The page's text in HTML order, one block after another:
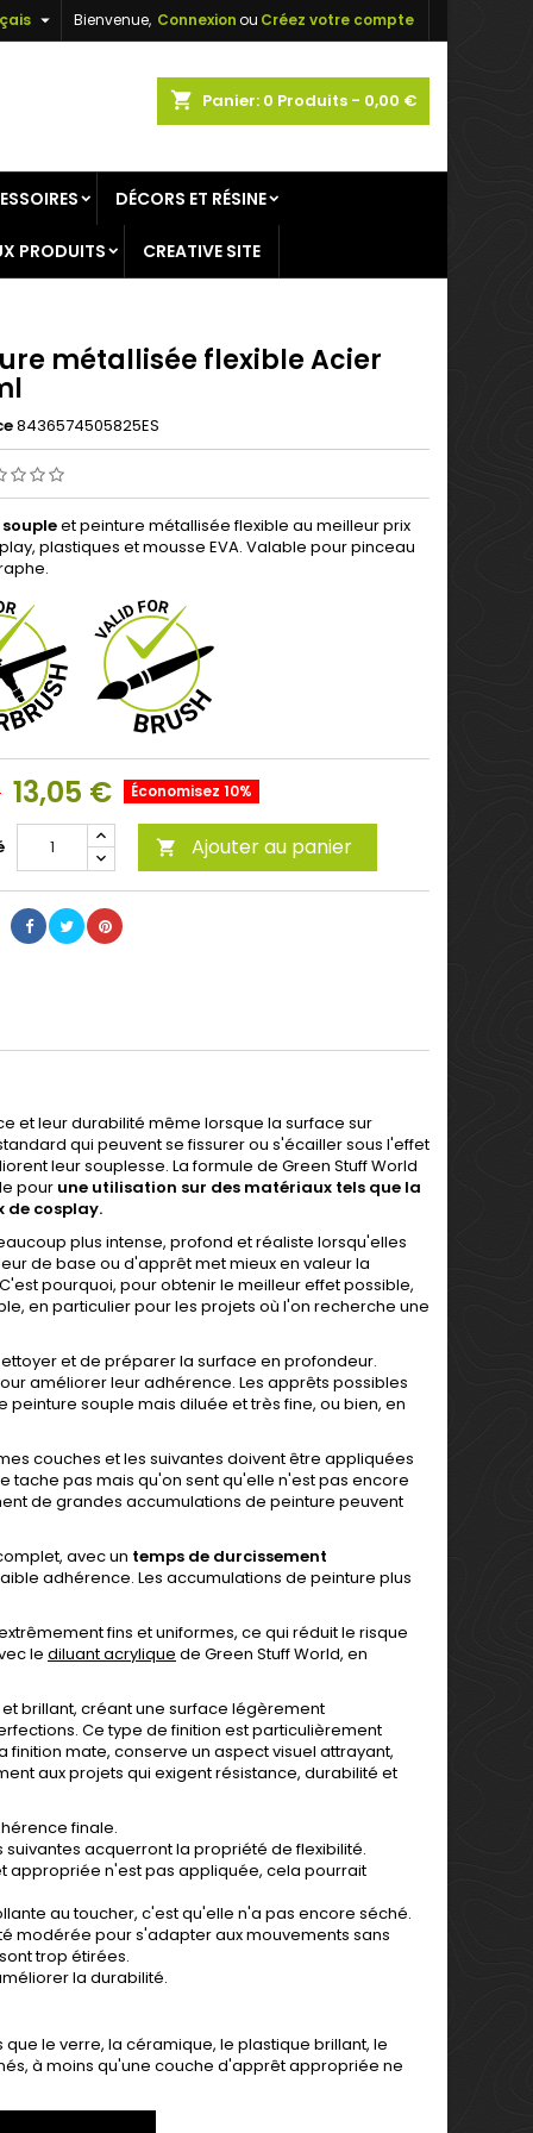
Bienvenue, Connexionou Créez votre compte

shopping_cart Panier: 0 Produits - 0,00 €
DÉCORS ET RÉSINE
PRODUITS CREATIVE SITE
métallisée flexible Acier
8436574505825ES
et peinture métallisée flexible au meilleur prix
plastiques et mousse EVA. Valable pour pinceau
13,05 € Économisez 10%
 Ajouter au panier
et leur durabilité même lorsque la surface sur
qui peuvent se fissurer ou s'écailler sous l'effet
leur souplesse. La formule de Green Stuff World
pour une utilisation sur des matériaux tels que la
de cosplay.
plus intense, profond et réaliste lorsqu'elles
de base ou d'apprêt met mieux en valeur la
pourquoi, pour obtenir le meilleur effet possible,
en particulier pour les projets où l'on recherche une
et de préparer la surface en profondeur.
améliorer leur adhérence. Les apprêts possibles
peinture souple mais diluée et très fine, ou bien, en
couches et les suivantes doivent être appliquées
pas mais qu'on sent qu'elle n'est pas encore
de grandes accumulations de peinture peuvent
avec un temps de durcissement
adhérence. Les accumulations de peinture plus
fins et uniformes, ce qui réduit le risque
le diluant acrylique de Green Stuff World, en
brillant, créant une surface légèrement
Ce type de finition est particulièrement
mate, conserve un aspect visuel attrayant,
aux projets qui exigent résistance, durabilité et
finale.
acquerront la propriété de flexibilité.
appropriée n'est pas appliquée, cela pourrait
au toucher, c'est qu'elle n'a pas encore séché.
modérée pour s'adapter aux mouvements sans
trop étirées.
la durabilité.
le verre, la céramique, le plastique brillant, le
à moins qu'une couche d'apprêt appropriée ne